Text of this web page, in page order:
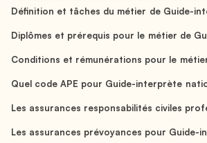
Définition et tâches du métier de Guide-
Diplômes et prérequis pour le métier de
Conditions et rémunérations pour le
Quel code APE pour Guide-interprète
Les assurances responsabilités civiles
Les assurances prévoyances pour Guide-